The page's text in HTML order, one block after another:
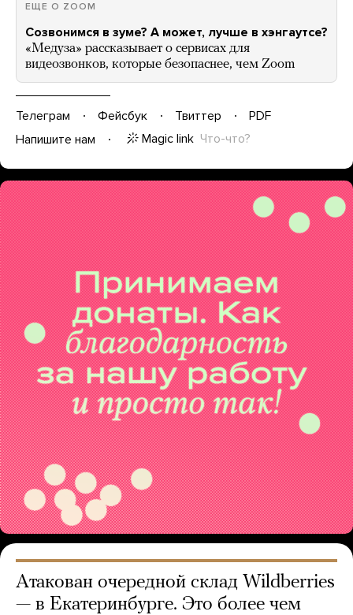
ЕЩЕ О ZOOM
Созвонимся в зуме? А может, лучше в хэнгаутсе?
«Медуза» рассказывает о сервисах для
видеозвонков, которые безопаснее, чем Zoom
Телеграм Фейсбук Твиттер
PDF
Напишите нам
Magic link Что-что?
Атакован очередной склад Wildberries
— в Екатеринбурге. Это более чем